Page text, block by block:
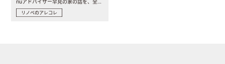
リノベのアレコレ